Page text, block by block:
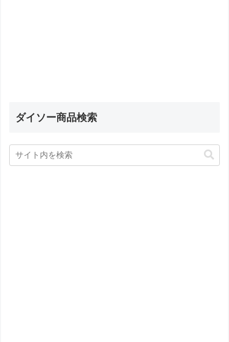
ダイソー商品検索